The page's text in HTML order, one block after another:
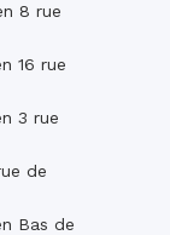
8 rue
16 rue
3 rue
de
Bas de